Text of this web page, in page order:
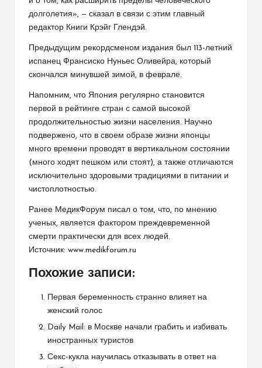
долголетия», — сказал в связи с этим главный
редактор Книги Крэйг Глендэй.
Предыдущим рекордсменом издания был 113-летний
испанец Франсиско Нуньес Оливейра, который
скончался минувшей зимой, в феврале.
Напомним, что Япония регулярно становится
первой в рейтинге стран с самой высокой
продолжительностью жизни населения. Научно
подвержено, что в своем образе жизни японцы
много времени проводят в вертикальном состоянии
(много ходят пешком или стоят), а также отличаются
исключительно здоровыми традициями в питании и
чистоплотностью.
Ранее МедикФорум писал о том, что, по мнению
ученых, является фактором преждевременной
смерти практически для всех людей
Источник: www.medikforum.ru
Похожие записи:
Первая беременность странно влияет на
женский голос
Daily Mail: в Москве начали грабить и избивать
иностранных туристов
Секс-кукла научилась отказывать в ответ на